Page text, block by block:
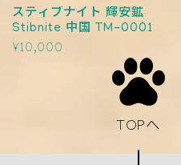
スティブナイト 輝安鉱
Stibnite 中国 TM-0001
¥10,000
TOPへ